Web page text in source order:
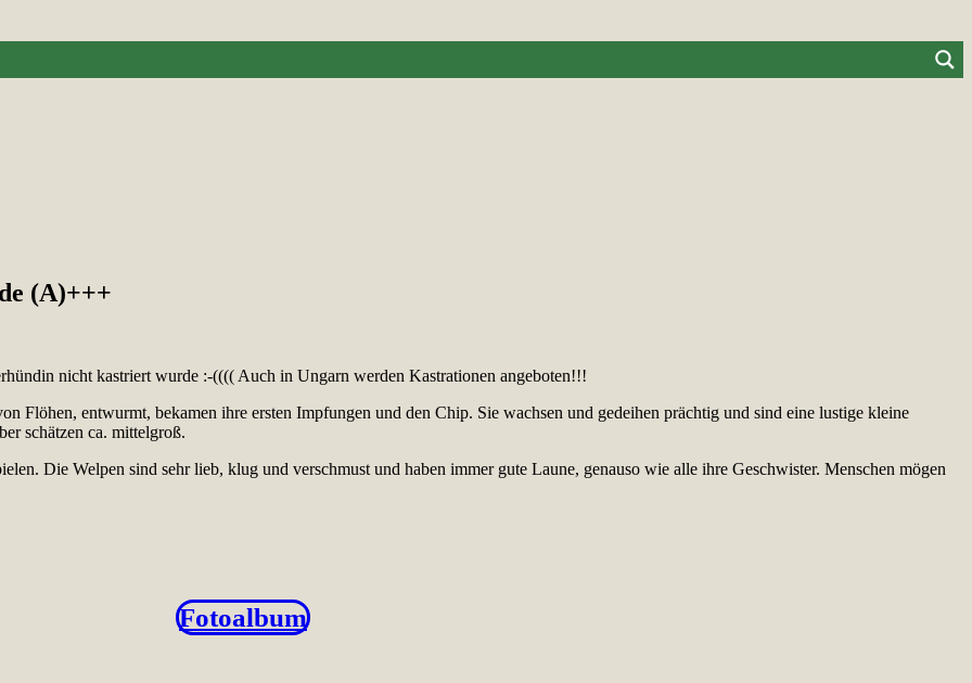
(A)+++
nicht kastriert wurde :-(((( Auch in Ungarn werden Kastrationen angeboten!!!
Flöhen, entwurmt, bekamen ihre ersten Impfungen und den Chip. Sie wachsen und gedeihen prächtig und sind eine lustige kleine
schätzen ca. mittelgroß.
Die Welpen sind sehr lieb, klug und verschmust und haben immer gute Laune, genauso wie alle ihre Geschwister. Menschen mögen
Fotoalbum